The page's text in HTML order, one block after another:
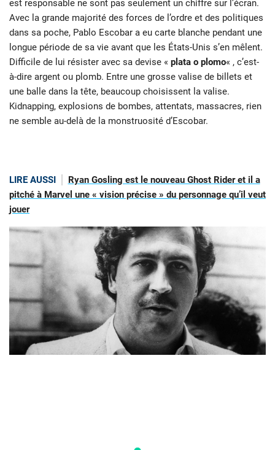
est responsable ne sont pas seulement un chiffre sur l’écran.
Avec la grande majorité des forces de l’ordre et des politiques
dans sa poche, Pablo Escobar a eu carte blanche pendant une
longue période de sa vie avant que les États-Unis s’en mêlent.
Difficile de lui résister avec sa devise « plata o plomo« , c’est-
à-dire argent ou plomb. Entre une grosse valise de billets et
une balle dans la tête, beaucoup choisissent la valise.
Kidnapping, explosions de bombes, attentats, massacres, rien
ne semble au-delà de la monstruosité d’Escobar.
LIRE AUSSI
Ryan Gosling est le nouveau Ghost Rider et il a
pitché à Marvel une « vision précise » du personnage qu’il veut
jouer